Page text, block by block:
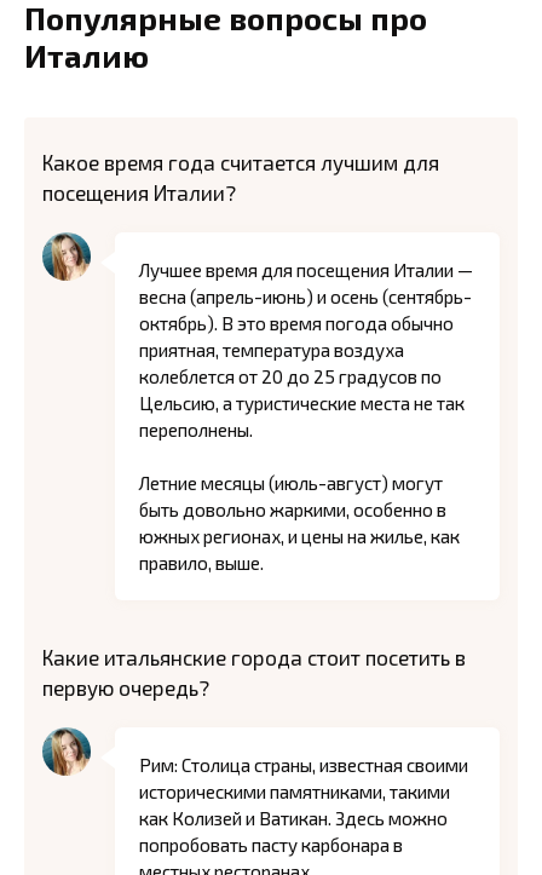
Популярные вопросы про
Италию
Какое время года считается лучшим для
посещения Италии?
Лучшее время для посещения Италии —
весна (апрель-июнь) и осень (сентябрь-
октябрь). В это время погода обычно
приятная, температура воздуха
колеблется от 20 до 25 градусов по
Цельсию, а туристические места не так
переполнены.
Летние месяцы (июль-август) могут
быть довольно жаркими, особенно в
южных регионах, и цены на жилье, как
правило, выше.
Какие итальянские города стоит посетить в
первую очередь?
Рим: Столица страны, известная своими
историческими памятниками, такими
как Колизей и Ватикан. Здесь можно
попробовать пасту карбонара в